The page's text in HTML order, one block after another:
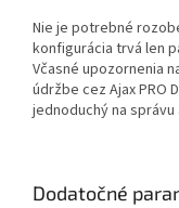
Nie je potrebné
konfigurácia trvá len
Včasné upozornenia
údržbe cez Ajax PRO
jednoduchý na
Dodatočné